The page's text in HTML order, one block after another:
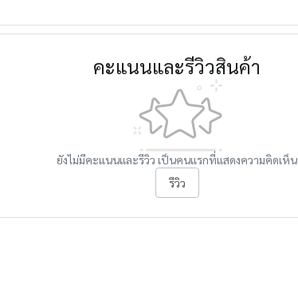
คะแนนและรีวิวสินค้า
ยังไม่มีคะแนนและรีวิว เป็นคนแรกที่แสดงความคิดเห็น
รีวิว